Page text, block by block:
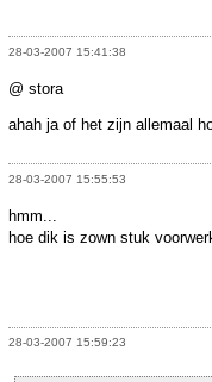
28-03-2007 15:41:38
@ stora
ahah ja of het zijn allemaal
28-03-2007 15:55:53
hmm...
hoe dik is zown stuk
28-03-2007 15:59:23